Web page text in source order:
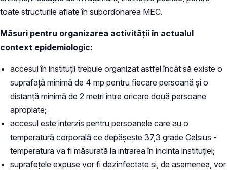
toate structurile aflate în subordonarea MEC.
Măsuri pentru organizarea activității în actualul
context epidemiologic:
accesul în instituții trebuie organizat astfel încât să existe o
suprafață minimă de 4 mp pentru fiecare persoană și o
distanță minimă de 2 metri între oricare două persoane
apropiate;
accesul este interzis pentru persoanele care au o
temperatură corporală ce depășește 37,3 grade Celsius -
temperatura va fi măsurată la intrarea în incinta instituției;
suprafețele expuse vor fi dezinfectate și, de asemenea, vor